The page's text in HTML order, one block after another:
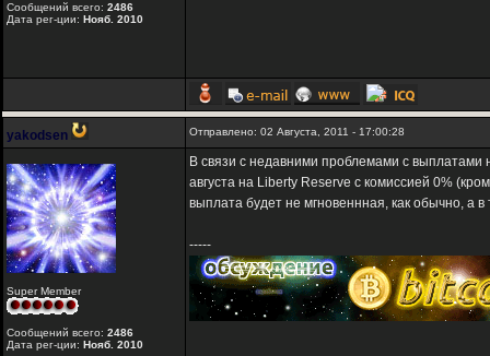
Сообщений всего: 2486
Дата рег-ции: Нояб. 2010
yakodsen Отправлено: 02 Августа, 2011 - 17:00:28
Super Member
Сообщений всего: 2486
Дата рег-ции: Нояб. 2010
В связи с недавними проблемами с
августа на Liberty Reserve с комиссией 0%
выплата будет не мгновеннная, как обычно, а в
-----